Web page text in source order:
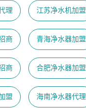
理 江苏净水机加盟
商 青海净水器加盟
商 合肥净水器加盟
盟 海南净水器代理